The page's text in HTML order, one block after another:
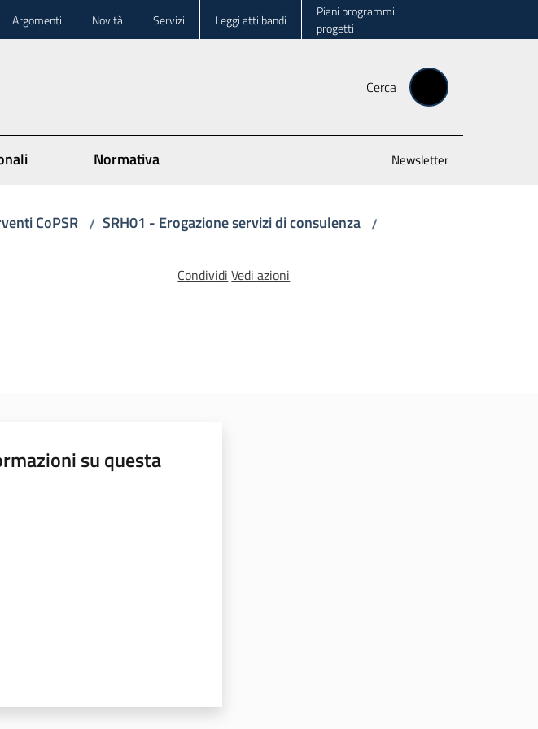
Argomenti Novità Servizi Leggi atti bandi
Piani programmi
progetti
Cerca
Normativa Newsletter
CoPSR / SRH01 - Erogazione servizi di consulenza /
Condividi Vedi azioni
su questa